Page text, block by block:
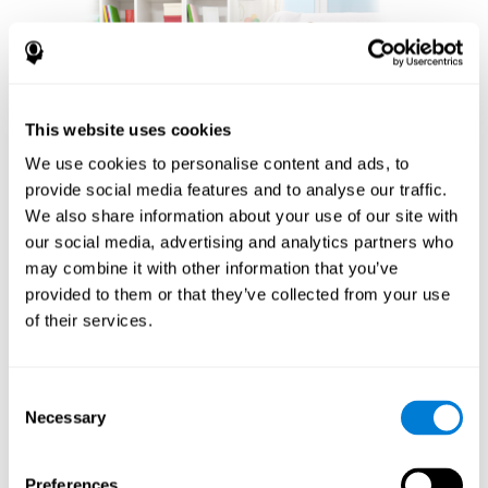
This website uses cookies
We use cookies to personalise content and ads, to
provide social media features and to analyse our traffic.
We also share information about your use of our site with
our social media, advertising and analytics partners who
may combine it with other information that you’ve
provided to them or that they’ve collected from your use
of their services.
Selection
Necessary
بناء مجتمع من عشاق
الشطرنج
الجانب المجتمعي بعدًا اجتماعيًا للعبة، مما يمكّن اللاعبين من
التعلم من بعضهم البعض ومشاركة الاستراتيجيات وحتى
ربط اللاعبين عبر مستويات مهارات مختلفة ومواقع جغرافية